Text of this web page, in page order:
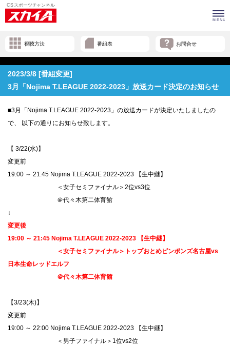
視聴方法 番組表 お問合せ
2023/3/8 [番組変更]
3月「Nojima T.LEAGUE 2022-2023」放送カード決定のお知らせ
■3月「Nojima T.LEAGUE 2022-2023」の放送カードが決定いたしましたの
で、 以下の通りにお知らせ致します。
【 3/22(水)】
変更前
19:00 ～ 21:45 Nojima T.LEAGUE 2022-2023 【生中継】
＜女子セミファイナル＞2位vs3位
＠代々木第二体育館
↓
変更後
19:00 ～ 21:45 Nojima T.LEAGUE 2022-2023 【生中継】
＜女子セミファイナル＞トップおとめピンポンズ名古屋vs
日本生命レッドエルフ
＠代々木第二体育館
【3/23(木)】
変更前
19:00 ～ 22:00 Nojima T.LEAGUE 2022-2023 【生中継】
＜男子ファイナル＞1位vs2位